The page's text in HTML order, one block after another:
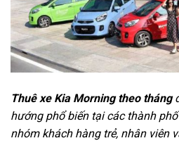
Thuê xe Kia Morning theo tháng
hướng phổ biến tại các thành
nhóm khách hàng trẻ, nhân viên